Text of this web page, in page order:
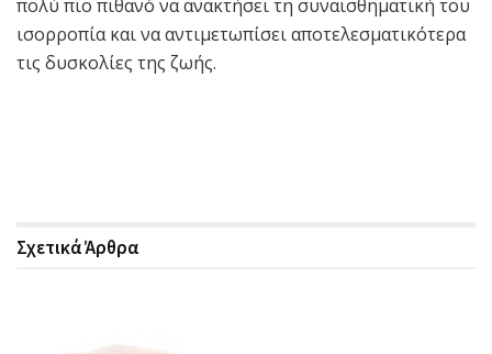
πολύ πιο πιθανό να ανακτήσει τη συναισθηματική του
ισορροπία και να αντιμετωπίσει αποτελεσματικότερα
τις δυσκολίες της ζωής.
ΣχετικάΆρθρα